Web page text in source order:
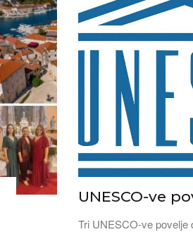
UNESCO-ve
Tri UNESCO-ve povelje